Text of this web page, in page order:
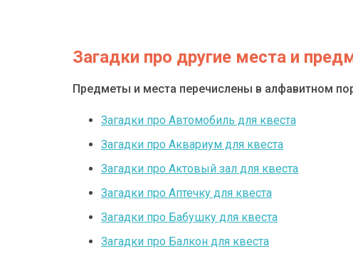
Загадки про другие места и
Предметы и места перечислены в алфавитном
Загадки про Автомобиль для квеста
Загадки про Аквариум для квеста
Загадки про Актовый зал для квеста
Загадки про Аптечку для квеста
Загадки про Бабушку для квеста
Загадки про Балкон для квеста